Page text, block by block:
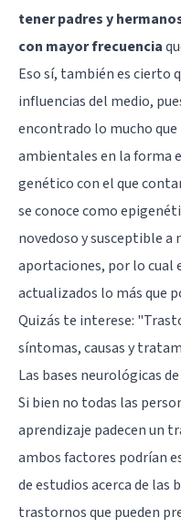
tener padres y
con mayor frecuencia
Eso sí, también es cierto
influencias del medio,
encontrado lo mucho
ambientales en la forma
genético con el que
se conoce como
novedoso y susceptible a
aportaciones, por lo
actualizados lo más que
Quizás te interese:
síntomas, causas y
Las bases neurológicas
Si bien no todas las
aprendizaje padecen un
ambos factores podrían
de estudios acerca de las
trastornos que pueden